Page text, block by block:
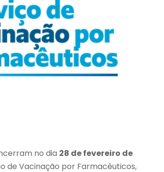
no dia 28 de fevereiro de
de Vacinação por Farmacêuticos,